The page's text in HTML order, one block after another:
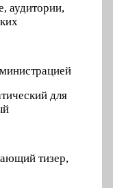
аудитории,
для
тизер,